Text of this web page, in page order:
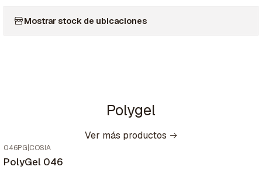
Mostrar stock de ubicaciones
Polygel
Ver más productos
046PG COSIA
PolyGel 046